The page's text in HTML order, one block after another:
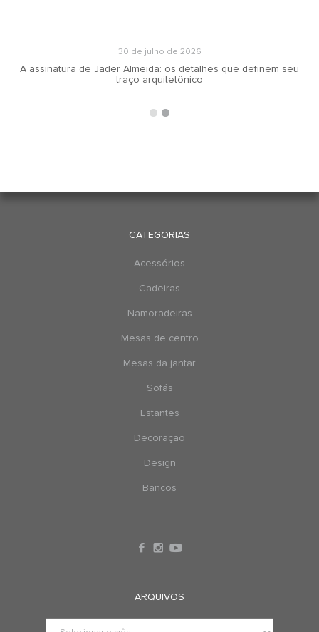
30 de julho de 2026
A assinatura de Jader Almeida: os detalhes que definem seu
traço arquitetônico
CATEGORIAS
Acessórios
Cadeiras
Namoradeiras
Mesas de centro
Mesas da jantar
Sofás
Estantes
Decoração
Design
Bancos
ARQUIVOS